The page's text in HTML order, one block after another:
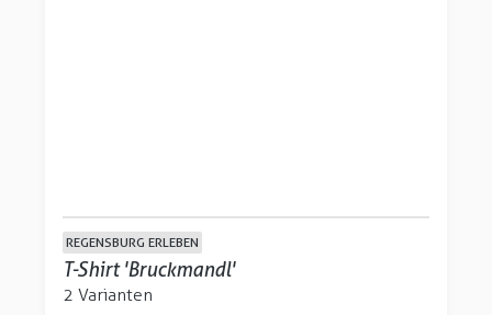
REGENSBURG ERLEBEN
T-Shirt 'Bruckmandl'
2 Varianten